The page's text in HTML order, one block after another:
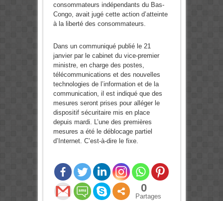
consommateurs indépendants du Bas-
Congo, avait jugé cette action d’atteinte
à la liberté des consommateurs.
Dans un communiqué publié le 21
janvier par le cabinet du vice-premier
ministre, en charge des postes,
télécommunications et des nouvelles
technologies de l’information et de la
communication, il est indiqué que des
mesures seront prises pour alléger le
dispositif sécuritaire mis en place
depuis mardi. L’une des premières
mesures a été le déblocage partiel
d’Internet. C’est-à-dire le fixe.
0
Partages